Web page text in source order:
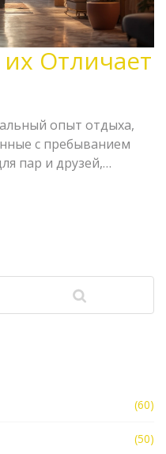
Отличает
опыт отдыха,
с пребыванием
пар и друзей,
услугам и
такие отели
(60)
(50)